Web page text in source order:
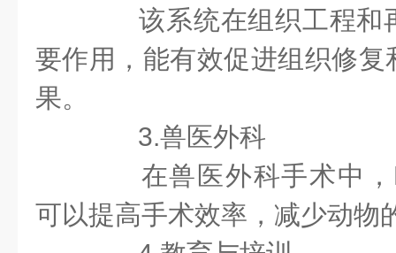
该系统在组织工程和
要作用，能有效促进组织修
果。
3.兽医外科
在兽医外科手术中，
可以提高手术效率，减少动物